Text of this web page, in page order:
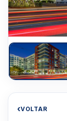
‹VOLTAR